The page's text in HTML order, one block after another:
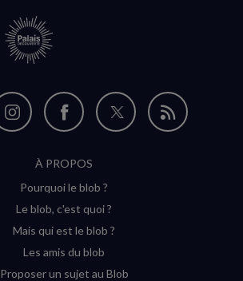
Nous
Instagram
(nouvelle
Nous
sur
Facebook
(nouvelle
Nous
Flux
À PROPOS
Pourquoi le blob ?
Le blob, c'est quoi ?
Mais qui est le blob ?
Les amis du blob
Proposer un sujet au Blob